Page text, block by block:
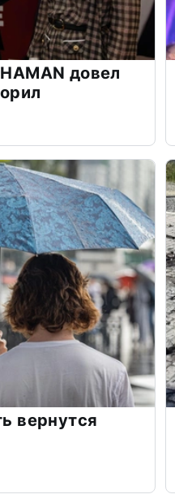
довел
вернутся